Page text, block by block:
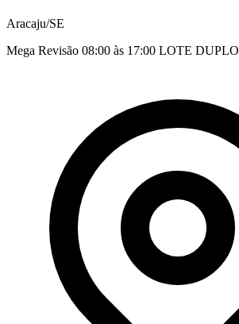
Aracaju/SE
Mega Revisão 08:00 às 17:00 LOTE DUPLO